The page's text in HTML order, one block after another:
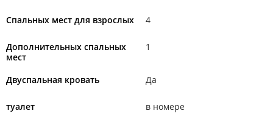
Спальных мест для взрослых 4
Дополнительных спальных
мест
1
Двуспальная кровать Да
туалет в номере